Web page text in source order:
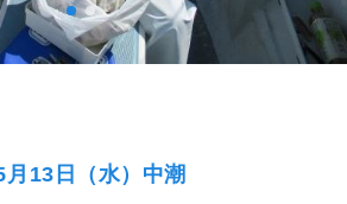
13日（水）中潮